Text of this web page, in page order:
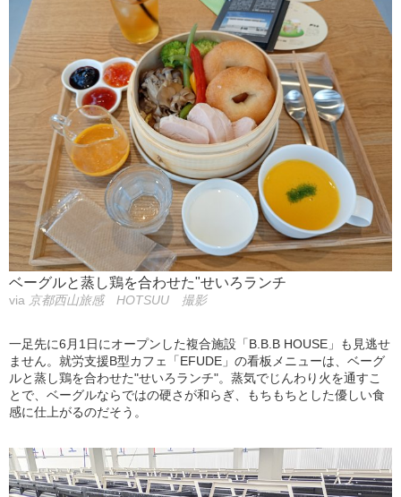
ベーグルと蒸し鶏を合わせた"せいろランチ
via 京都西山旅感 HOTSUU 撮影
一足先に6月1日にオープンした複合施設「B.B.B HOUSE」も見逃せ
ません。就労支援B型カフェ「EFUDE」の看板メニューは、ベーグ
ルと蒸し鶏を合わせた"せいろランチ"。蒸気でじんわり火を通すこ
とで、ベーグルならではの硬さが和らぎ、もちもちとした優しい食
感に仕上がるのだそう。